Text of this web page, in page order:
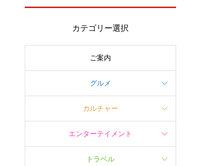
カテゴリー選択
ご案内
グルメ
カルチャー
エンターテイメント
トラベル